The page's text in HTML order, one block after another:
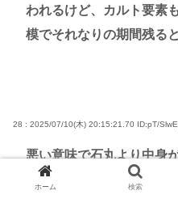
われるけど、カルト要素
模でそれなりの期間残る
28 : 2025/07/10(木) 20:15:21.70 ID:pT/
悪い意味で石丸より中身
ホーム 検索